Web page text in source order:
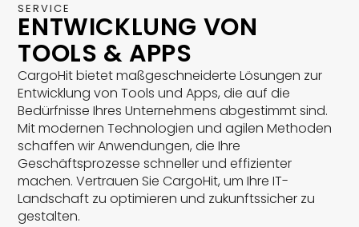
SERVICE
ENTWICKLUNG VON
TOOLS & APPS
CargoHit bietet maßgeschneiderte Lösungen zur
Entwicklung von Tools und Apps, die auf die
Bedürfnisse Ihres Unternehmens abgestimmt sind.
Mit modernen Technologien und agilen Methoden
schaffen wir Anwendungen, die Ihre
Geschäftsprozesse schneller und effizienter
machen. Vertrauen Sie CargoHit, um Ihre IT-
Landschaft zu optimieren und zukunftssicher zu
gestalten.